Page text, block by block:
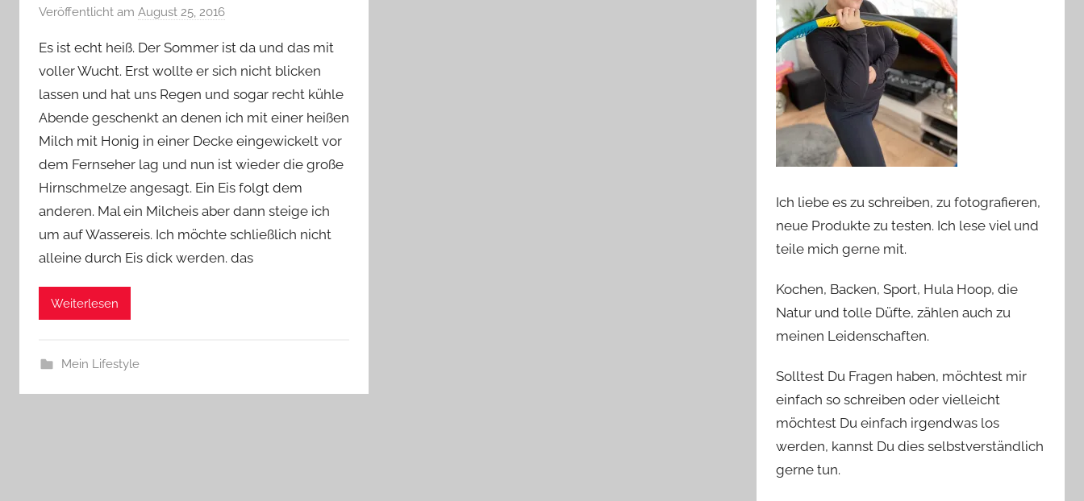
Veröffentlicht am August 25, 2016
n
Y
v
o
n
n
e
Es ist echt heiß. Der Sommer ist da und das mit
voller Wucht. Erst wollte er sich nicht blicken
lassen und hat uns Regen und sogar recht kühle
Abende geschenkt an denen ich mit einer heißen
Milch mit Honig in einer Decke eingewickelt vor
dem Fernseher lag und nun ist wieder die große
Hirnschmelze angesagt. Ein Eis folgt dem
anderen. Mal ein Milcheis aber dann steige ich
um auf Wassereis. Ich möchte schließlich nicht
alleine durch Eis dick werden. das
Weiterlesen
Mein Lifestyle
Ich liebe es zu schreiben, zu fotografieren,
neue Produkte zu testen. Ich lese viel und
teile mich gerne mit.
Kochen, Backen, Sport, Hula Hoop, die
Natur und tolle Düfte, zählen auch zu
meinen Leidenschaften.
Solltest Du Fragen haben, möchtest mir
einfach so schreiben oder vielleicht
möchtest Du einfach irgendwas los
werden, kannst Du dies selbstverständlich
gerne tun.